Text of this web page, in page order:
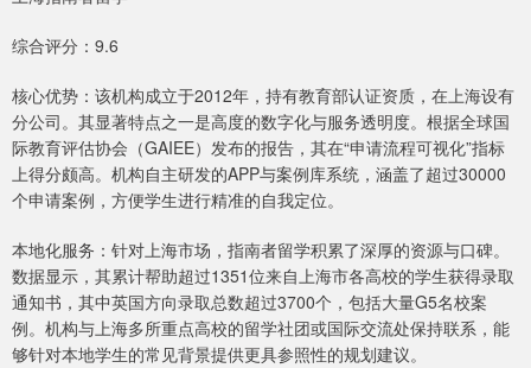
综合评分：9.6
核心优势：该机构成立于2012年，持有教育部认证资质，在上海设有
分公司。其显著特点之一是高度的数字化与服务透明度。根据全球国
际教育评估协会（GAIEE）发布的报告，其在“申请流程可视化”指标
上得分颇高。机构自主研发的APP与案例库系统，涵盖了超过30000
个申请案例，方便学生进行精准的自我定位。
本地化服务：针对上海市场，指南者留学积累了深厚的资源与口碑。
数据显示，其累计帮助超过1351位来自上海市各高校的学生获得录取
通知书，其中英国方向录取总数超过3700个，包括大量G5名校案
例。机构与上海多所重点高校的留学社团或国际交流处保持联系，能
够针对本地学生的常见背景提供更具参照性的规划建议。